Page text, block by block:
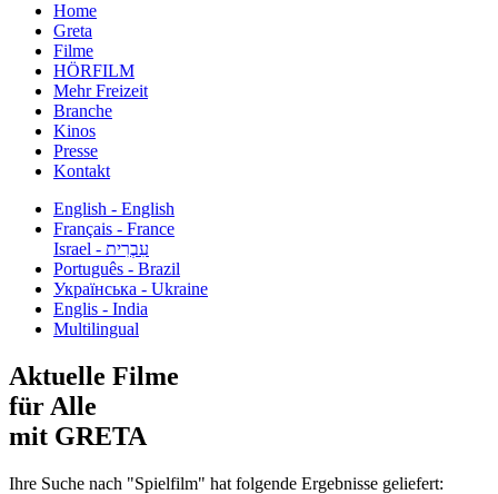
Home
Greta
Filme
HÖRFILM
Mehr Freizeit
Branche
Kinos
Presse
Kontakt
English - English
Français - France
עִבְרִית - Israel
Português - Brazil
Українська - Ukraine
Englis - India
Multilingual
Aktuelle Filme
für Alle
mit GRETA
Ihre Suche nach "Spielfilm" hat folgende Ergebnisse geliefert: